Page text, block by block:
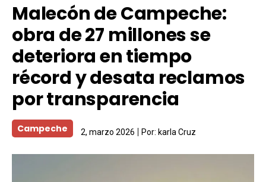
Malecón de Campeche:
obra de 27 millones se
deteriora en tiempo
récord y desata reclamos
por transparencia
Campeche 2, marzo 2026 Por: karla Cruz